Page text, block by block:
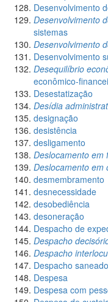
Desenvolvimento
Desenvolvimento
sistemas
Desenvolvimento
Desenvolvimento
Desequilíbrio
econômico-
Desestatização
Desídia
designação
desistência
desligamento
Deslocamento em
Deslocamento em
desmembramento
desnecessidade
desobediência
desoneração
Despacho de
Despacho
Despacho
Despacho
Despesa
Despesa com